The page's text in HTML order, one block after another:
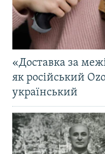
«Доставка за
як російський
український